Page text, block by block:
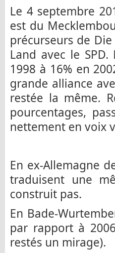
Le 4 septembre
est du
précurseurs de
Land avec le
1998 à 16% en
grande alliance
restée la même.
pourcentages,
nettement en voix
En ex-Allemagne
traduisent une
construit pas.
En Bade-
par rapport à
restés un mirage).